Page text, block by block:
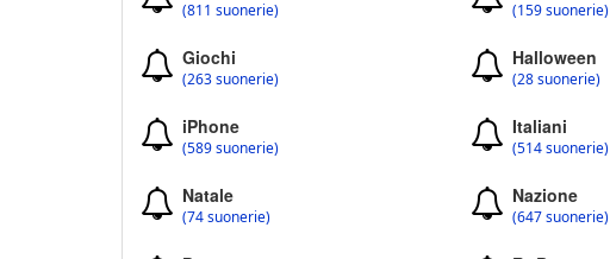
(811 suonerie) (159 suonerie)
Giochi
(263 suonerie)
Halloween
(28 suonerie)
iPhone
(589 suonerie)
Italiani
(514 suonerie)
Natale
(74 suonerie)
Nazione
(647 suonerie)